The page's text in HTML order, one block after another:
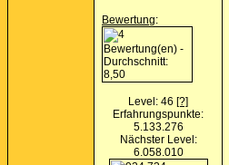
Bewertung:
Level: 46 [?]
Erfahrungspunkte:
5.133.276
Nächster Level:
6.058.010